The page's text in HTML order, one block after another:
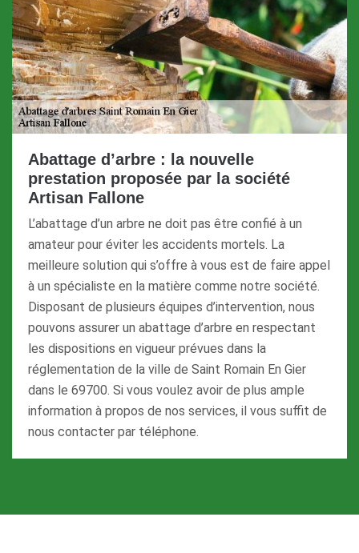
Abattage d’arbre : la nouvelle
prestation proposée par la société
Artisan Fallone
L’abattage d’un arbre ne doit pas être confié à un
amateur pour éviter les accidents mortels. La
meilleure solution qui s’offre à vous est de faire appel
à un spécialiste en la matière comme notre société.
Disposant de plusieurs équipes d’intervention, nous
pouvons assurer un abattage d’arbre en respectant
les dispositions en vigueur prévues dans la
réglementation de la ville de Saint Romain En Gier
dans le 69700. Si vous voulez avoir de plus ample
information à propos de nos services, il vous suffit de
nous contacter par téléphone.